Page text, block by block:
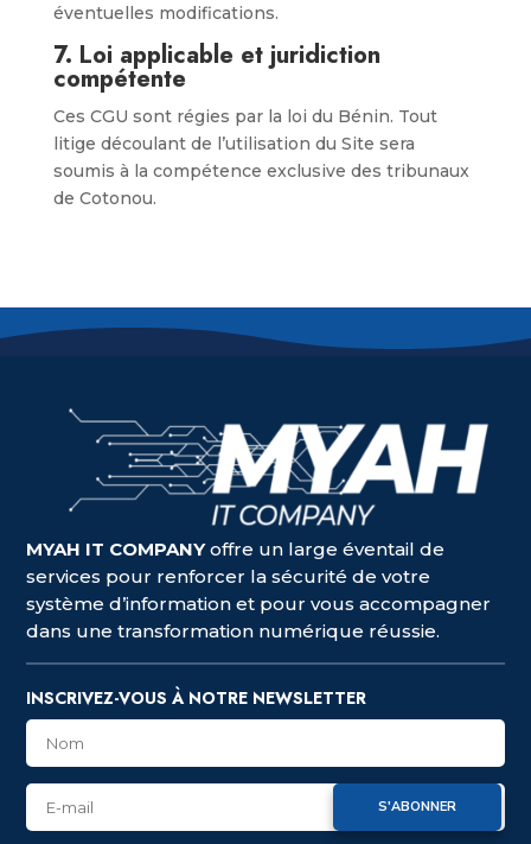
éventuelles modifications.
7. Loi applicable et juridiction
compétente
Ces CGU sont régies par la loi du Bénin. Tout
litige découlant de l’utilisation du Site sera
soumis à la compétence exclusive des tribunaux
de Cotonou.
MYAH IT COMPANYoffre un large éventail de
services pour renforcer la sécurité de votre
système d’information et pour vous accompagner
dans une transformation numérique réussie.
INSCRIVEZ-VOUS À NOTRE NEWSLETTER
S'ABONNER